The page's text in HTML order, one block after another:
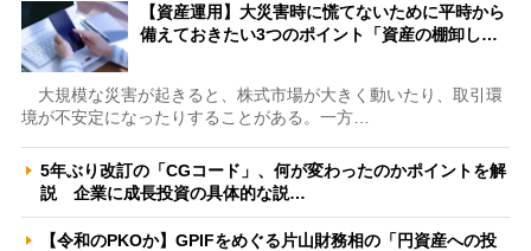
【資産運用】大災害時に慌てないために平時から
備えておきたい3つのポイント「資産の棚卸し…
大規模な災害が起きると、株式市場が大きく動いたり、取引環
境が不安定になったりすることがある。一方…
5年ぶり改訂の「CGコード」、何が変わったのかポイントを解
説 企業に成長投資の具体的な説…
【令和のPKOか】GPIFをめぐる片山財務相の「円資産への投